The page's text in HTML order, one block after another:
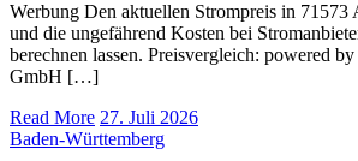
Werbung Den aktuellen Strompreis in 71573
und die ungefährend Kosten bei
berechnen lassen. Preisvergleich: powered
GmbH […]
Read More 27. Juli 2026
Baden-Württemberg